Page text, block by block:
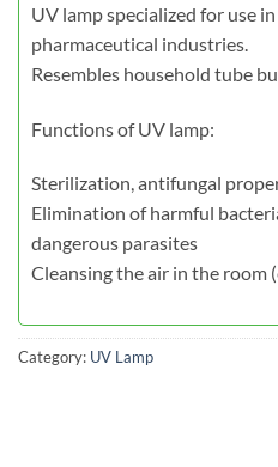
UV lamp specialized for use
pharmaceutical industries.
Resembles household tube
Functions of UV lamp:
Sterilization, antifungal
Elimination of harmful
dangerous parasites
Cleansing the air in the room
Category: UV Lamp